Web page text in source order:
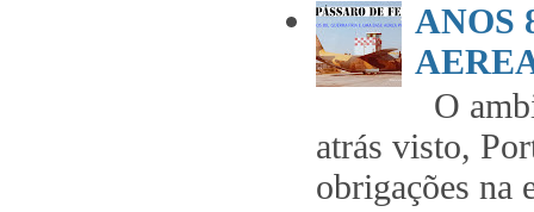
ANOS
O
atrás visto,
obrigações na